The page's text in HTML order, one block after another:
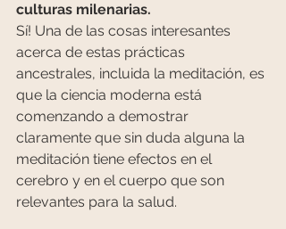
culturas milenarias.
Sí! Una de las cosas interesantes
acerca de estas prácticas
ancestrales, incluida la meditación, es
que la ciencia moderna está
comenzando a demostrar
claramente que sin duda alguna la
meditación tiene efectos en el
cerebro y en el cuerpo que son
relevantes para la salud.